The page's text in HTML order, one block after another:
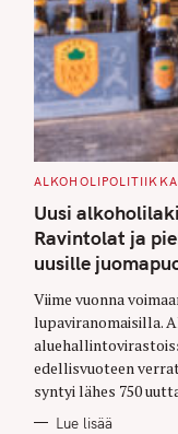
C
T
E
G
O
R
I
S
ALKOHOLIPOLITIIKKA
Uusi
Ravintolat ja
uusille
Viime vuonna
lupaviranomaisilla.
edellisvuoteen
syntyi lähes 750
Lue lisää